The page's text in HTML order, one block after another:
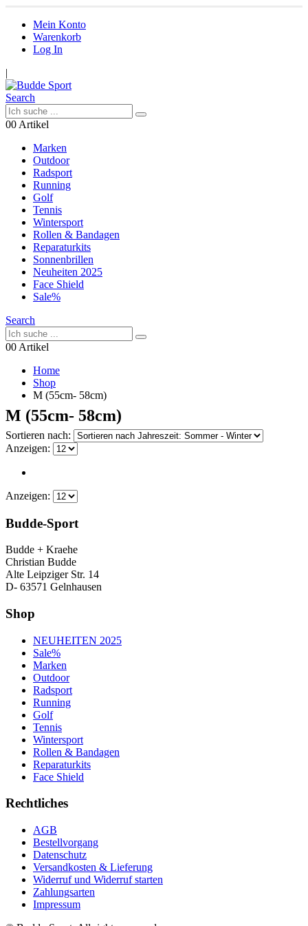
Mein Konto
Warenkorb
Log In
|
Search
00 Artikel
Marken
Outdoor
Radsport
Running
Golf
Tennis
Wintersport
Rollen & Bandagen
Reparaturkits
Sonnenbrillen
Neuheiten 2025
Face Shield
Sale%
Search
00 Artikel
Home
Shop
M (55cm- 58cm)
M (55cm- 58cm)
Sortieren nach:
Anzeigen:
Anzeigen:
Budde-Sport
Budde + Kraehe
Christian Budde
Alte Leipziger Str. 14
D- 63571 Gelnhausen
Shop
NEUHEITEN 2025
Sale%
Marken
Outdoor
Radsport
Running
Golf
Tennis
Wintersport
Rollen & Bandagen
Reparaturkits
Face Shield
Rechtliches
AGB
Bestellvorgang
Datenschutz
Versandkosten & Lieferung
Widerruf und Widerruf starten
Zahlungsarten
Impressum